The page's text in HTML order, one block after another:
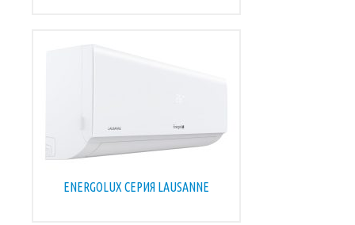
ENERGOLUX CЕРИЯ LAUSANNE